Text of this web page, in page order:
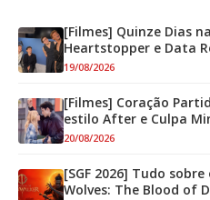
[Filmes] Quinze Dias
Heartstopper e Data
19/08/2026
[Filmes] Coração
estilo After e Culpa
20/08/2026
[SGF 2026] Tudo
Wolves: The Blood of